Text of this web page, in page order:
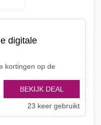
digitale
kortingen op de
BEKIJK DEAL
23 keer gebruikt